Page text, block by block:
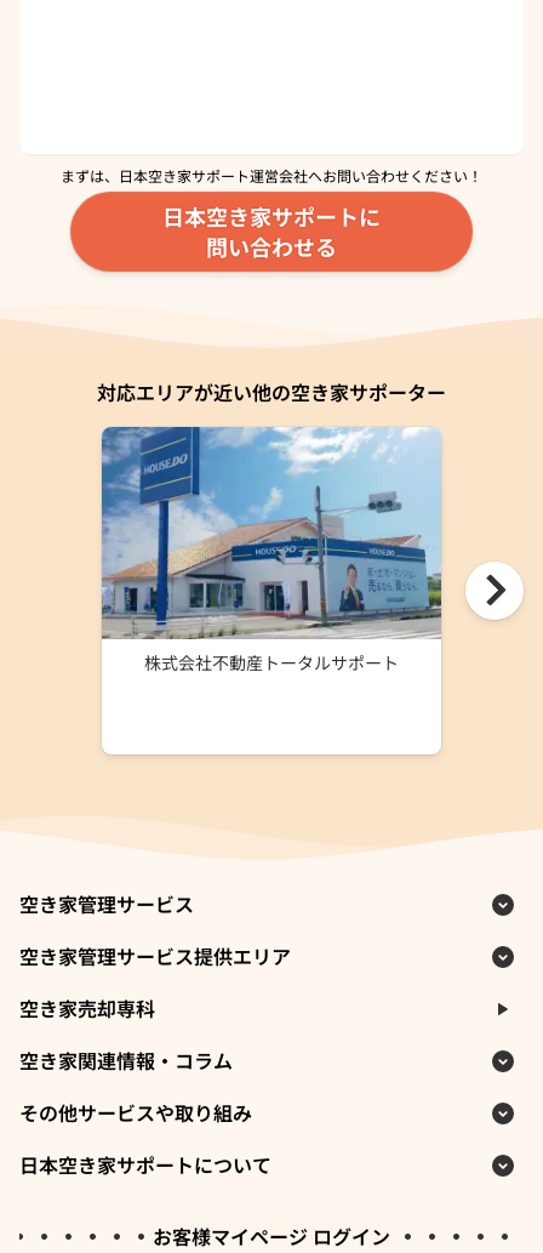
まずは、日本空き家サポート運営会社へお問い合わせください！
日本空き家サポートに
問い合わせる
対応エリアが近い他の空き家サポーター
株式会社不動産トータルサポート
空き家管理サービス
空き家管理サービス提供エリア
空き家売却専科
空き家関連情報・コラム
その他サービスや取り組み
日本空き家サポートについて
お客様マイページ ログイン